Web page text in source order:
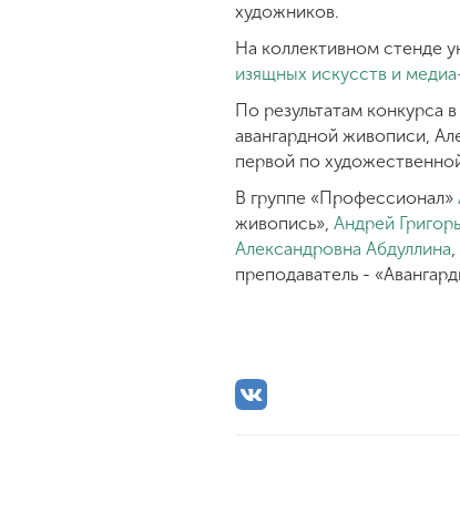
художников.
На коллективном стенде
изящных искусств и
По результатам конкурса
авангардной живописи,
первой по
В группе «Профессионал»
живопись», Андрей
Александровна Абдуллина
преподаватель -